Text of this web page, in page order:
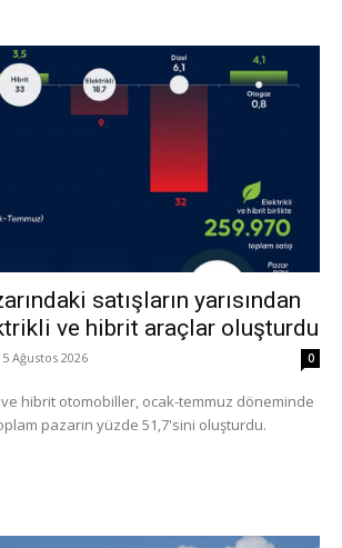
satışların yarısından
ve hibrit araçlar oluşturdu
5 Ağustos 2026 0
hibrit otomobiller, ocak-temmuz döneminde
pazarın yüzde 51,7'sini oluşturdu.